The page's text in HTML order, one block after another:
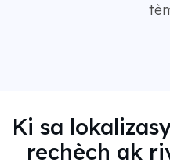
Ki sa
rechèch ak